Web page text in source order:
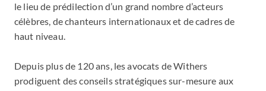
le lieu de prédilection d’un grand nombre d’acteurs
célèbres, de chanteurs internationaux et de cadres de
haut niveau.
Depuis plus de 120 ans, les avocats de Withers
prodiguent des conseils stratégiques sur-mesure aux